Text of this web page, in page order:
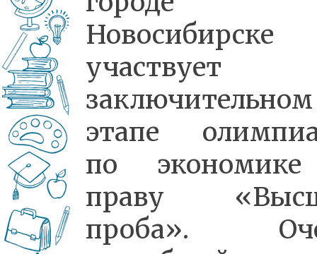
заключительном
этапе
по
праву
проба».